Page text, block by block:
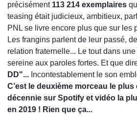
précisément 113 214 exemplaires
teasing était judicieux, ambitieux,
PNL se livre encore plus que sur les
Les frangins parlent de leur passé,
relation fraternelle... Le tout dans
sereine aux paroles fortes. Et que
DD"... Incontestablement le son
C’est le deuxième morceau le plus
décennie sur Spotify et vidéo la
en 2019 ! Rien que ça...